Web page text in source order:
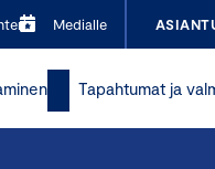
Medialle
Tapahtumat ja